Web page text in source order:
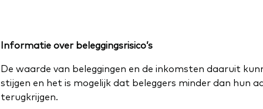
Informatie over beleggingsrisico’s
De waarde van beleggingen en de inkomsten daaruit
stijgen en het is mogelijk dat beleggers minder dan hun
terugkrijgen.